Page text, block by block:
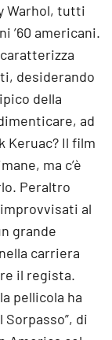
Warhol, tutti
’60 americani.
desiderando
della
ad
Keruac? Il film
ma c’è
Peraltro
al
grande
carriera
il regista.
pellicola ha
di